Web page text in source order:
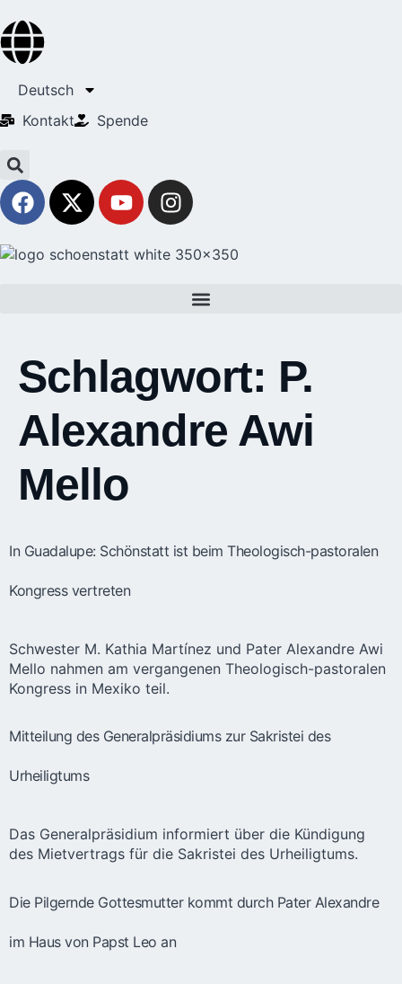
Deutsch
Kontakt
Spende
Schlagwort: P.
Alexandre Awi
Mello
In Guadalupe: Schönstatt ist beim Theologisch-pastoralen
Kongress vertreten
Schwester M. Kathia Martínez und Pater Alexandre Awi
Mello nahmen am vergangenen Theologisch-pastoralen
Kongress in Mexiko teil.
Mitteilung des Generalpräsidiums zur Sakristei des
Urheiligtums
Das Generalpräsidium informiert über die Kündigung
des Mietvertrags für die Sakristei des Urheiligtums.
Die Pilgernde Gottesmutter kommt durch Pater Alexandre
im Haus von Papst Leo an